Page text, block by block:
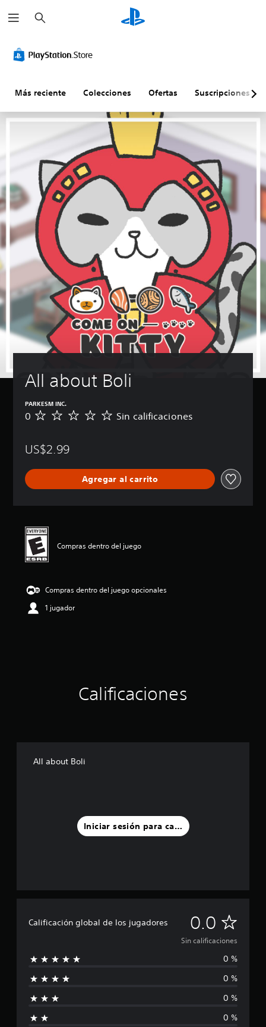
u
s
r
Más reciente Colecciones Ofertas Suscripciones
All about Boli
PARKESM INC.
S
c
i
c
o
s
0 Sin calificaciones
US$2.99
Agregar al carrito
Compras dentro del juego
Compras dentro del juego opcionales
1 jugador
Calificaciones
All about Boli
Iniciar sesión para calificar
Calificación global de los jugadores 0.0 S
i
n
c
a
Sin calificaciones
0 %
0 %
0 %
0 %